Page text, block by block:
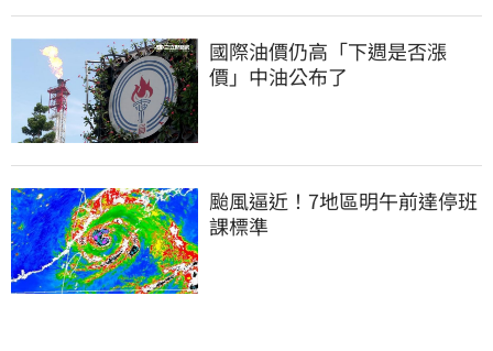
國際油價仍高「下週是否漲
價」中油公布了
颱風逼近！7地區明午前達停班
課標準